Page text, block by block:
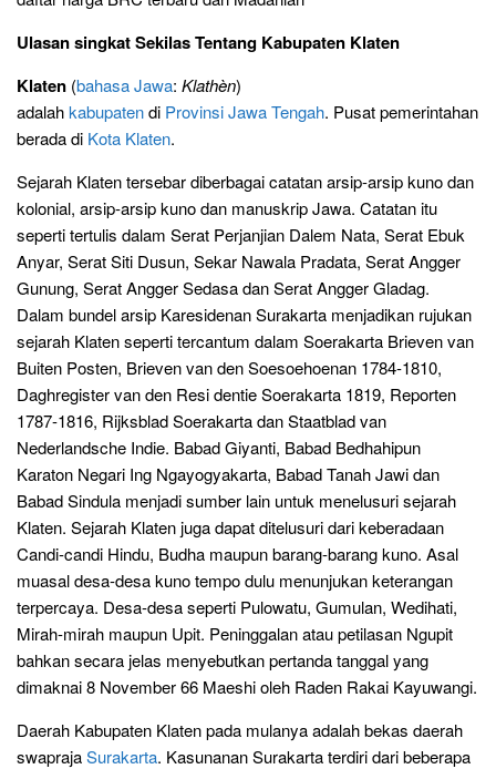
Ulasan singkat Sekilas Tentang Kabupaten Klaten
Klaten (bahasa Jawa: Klathèn)
adalahkabupatendi ProvinsiJawa Tengah. Pusat pemerintahan
berada di Kota Klaten.
Sejarah Klaten tersebar diberbagai catatan arsip-arsip kuno dan
kolonial, arsip-arsip kuno dan manuskrip Jawa. Catatan itu
seperti tertulis dalam Serat Perjanjian Dalem Nata, Serat Ebuk
Anyar, Serat Siti Dusun, Sekar Nawala Pradata, Serat Angger
Gunung, Serat Angger Sedasa dan Serat Angger Gladag.
Dalam bundel arsip Karesidenan Surakarta menjadikan rujukan
sejarah Klaten seperti tercantum dalam Soerakarta Brieven van
Buiten Posten, Brieven van den Soesoehoenan 1784-1810,
Daghregister van den Resi dentie Soerakarta 1819, Reporten
1787-1816, Rijksblad Soerakarta dan Staatblad van
Nederlandsche Indie. Babad Giyanti, Babad Bedhahipun
Karaton Negari Ing Ngayogyakarta, Babad Tanah Jawi dan
Babad Sindula menjadi sumber lain untuk menelusuri sejarah
Klaten. Sejarah Klaten juga dapat ditelusuri dari keberadaan
Candi-candi Hindu, Budha maupun barang-barang kuno. Asal
muasal desa-desa kuno tempo dulu menunjukan keterangan
terpercaya. Desa-desa seperti Pulowatu, Gumulan, Wedihati,
Mirah-mirah maupun Upit. Peninggalan atau petilasan Ngupit
bahkan secara jelas menyebutkan pertanda tanggal yang
dimaknai 8 November 66 Maeshi oleh Raden Rakai Kayuwangi.
Daerah Kabupaten Klaten pada mulanya adalah bekas daerah
swaprajaSurakarta. Kasunanan Surakarta terdiri dari beberapa